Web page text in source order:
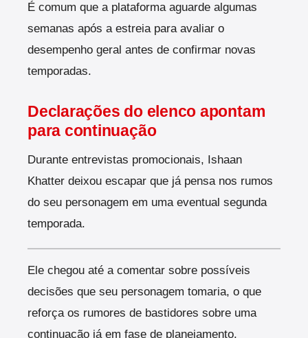
É comum que a plataforma aguarde algumas
semanas após a estreia para avaliar o
desempenho geral antes de confirmar novas
temporadas.
Declarações do elenco apontam
para continuação
Durante entrevistas promocionais, Ishaan
Khatter deixou escapar que já pensa nos rumos
do seu personagem em uma eventual segunda
temporada.
Ele chegou até a comentar sobre possíveis
decisões que seu personagem tomaria, o que
reforça os rumores de bastidores sobre uma
continuação já em fase de planejamento.